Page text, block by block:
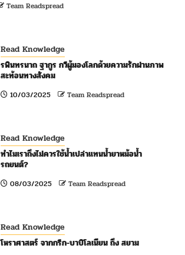
Team Readspread
Read Knowledge
รพินทรนาถ ฐากูร กวีผู้มองโลกด้วยความรักผ่านภาพ
สะท้อนทางสังคม
10/03/2025 Team Readspread
Read Knowledge
ทำไมเราถึงไม่ควรใช้น้ำเปล่าแทนน้ำยาหม้อน้ำ
รถยนต์?
08/03/2025 Team Readspread
Read Knowledge
โหราศาสตร์ จากกรีก-บาบิโลเนียน ถึง สยาม